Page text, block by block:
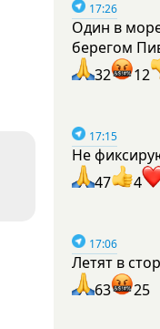
17:26
Один в
берегом
32
12
17:15
Не
47
4
17:06
Летят в
63
25